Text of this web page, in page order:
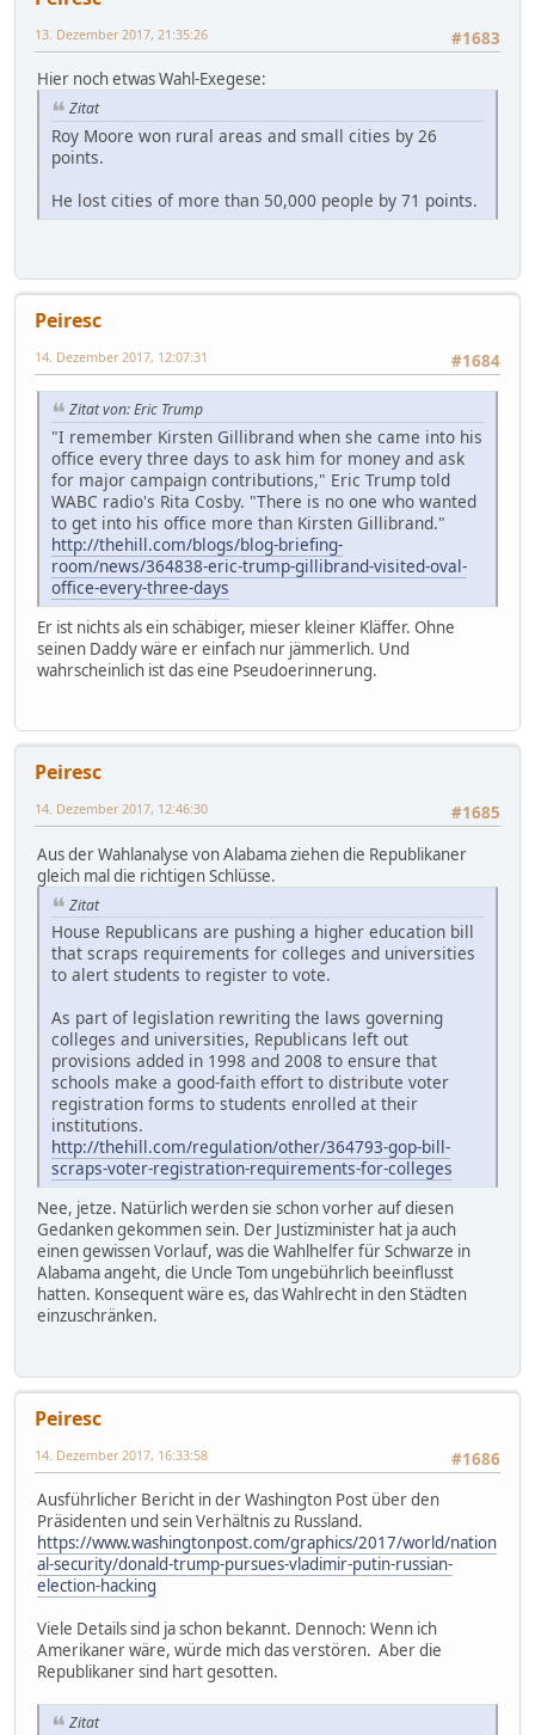
#1683
13. Dezember 2017, 21:35:26
Hier noch etwas Wahl-Exegese:
Zitat
Roy Moore won rural areas and small cities by 26
points.
He lost cities of more than 50,000 people by 71 points.
Peiresc
#1684
14. Dezember 2017, 12:07:31
Zitat von: Eric Trump
"I remember Kirsten Gillibrand when she came into his
office every three days to ask him for money and ask
for major campaign contributions," Eric Trump told
WABC radio's Rita Cosby. "There is no one who wanted
to get into his office more than Kirsten Gillibrand."
http://thehill.com/blogs/blog-briefing-
room/news/364838-eric-trump-gillibrand-visited-oval-
office-every-three-days
Er ist nichts als ein schäbiger, mieser kleiner Kläffer. Ohne
seinen Daddy wäre er einfach nur jämmerlich. Und
wahrscheinlich ist das eine Pseudoerinnerung.
Peiresc
#1685
14. Dezember 2017, 12:46:30
Aus der Wahlanalyse von Alabama ziehen die Republikaner
gleich mal die richtigen Schlüsse.
Zitat
House Republicans are pushing a higher education bill
that scraps requirements for colleges and universities
to alert students to register to vote.
As part of legislation rewriting the laws governing
colleges and universities, Republicans left out
provisions added in 1998 and 2008 to ensure that
schools make a good-faith effort to distribute voter
registration forms to students enrolled at their
institutions.
http://thehill.com/regulation/other/364793-gop-bill-
scraps-voter-registration-requirements-for-colleges
Nee, jetze. Natürlich werden sie schon vorher auf diesen
Gedanken gekommen sein. Der Justizminister hat ja auch
einen gewissen Vorlauf, was die Wahlhelfer für Schwarze in
Alabama angeht, die Uncle Tom ungebührlich beeinflusst
hatten. Konsequent wäre es, das Wahlrecht in den Städten
einzuschränken.
Peiresc
#1686
14. Dezember 2017, 16:33:58
Ausführlicher Bericht in der Washington Post über den
Präsidenten und sein Verhältnis zu Russland.
https://www.washingtonpost.com/graphics/2017/world/nation
al-security/donald-trump-pursues-vladimir-putin-russian-
election-hacking
Viele Details sind ja schon bekannt. Dennoch: Wenn ich
Amerikaner wäre, würde mich das verstören. Aber die
Republikaner sind hart gesotten.
Zitat